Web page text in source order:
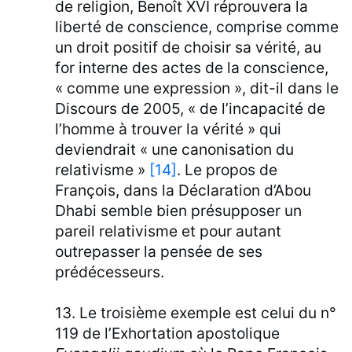
de religion, Benoît XVI réprouvera la
liberté de conscience, comprise comme
un droit positif de choisir sa vérité, au
for interne des actes de la conscience,
« comme une expression », dit-il dans le
Discours de 2005, « de l’incapacité de
l’homme à trouver la vérité » qui
deviendrait « une canonisation du
relativisme » [14]. Le propos de
François, dans la Déclaration d’Abou
Dhabi semble bien présupposer un
pareil relativisme et pour autant
outrepasser la pensée de ses
prédécesseurs.
13. Le troisième exemple est celui du n°
119 de l’Exhortation apostolique